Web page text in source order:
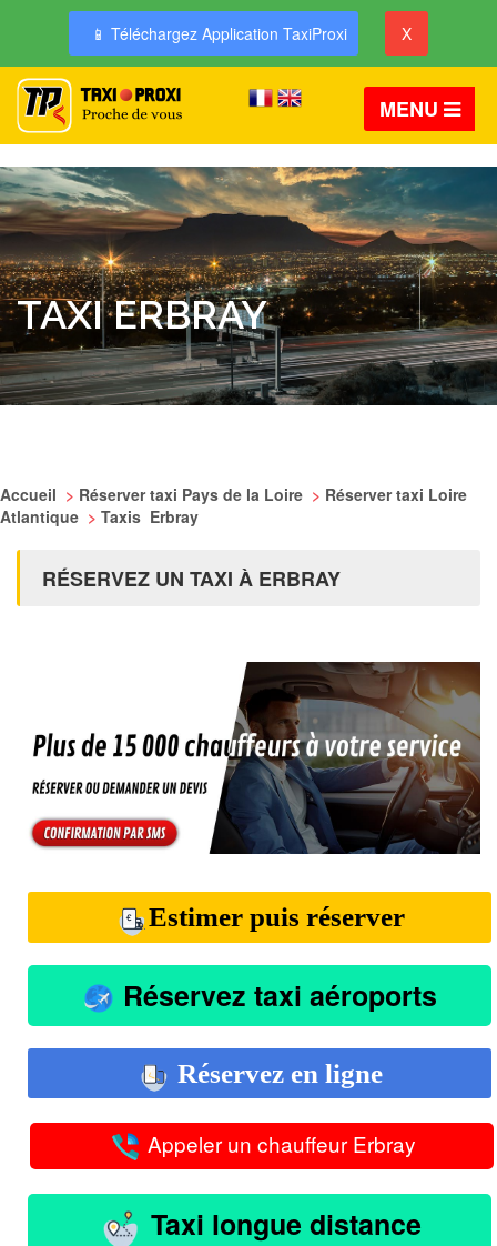
📱 Téléchargez Application TaxiProxi X
MENU
TAXI ERBRAY
Accueil > Réserver taxi Pays de la Loire > Réserver taxi Loire
Atlantique > Taxis Erbray
RÉSERVEZ UN TAXI À ERBRAY
Estimer puis réserver
Réservez taxi aéroports
Réservez en ligne
Appeler un chauffeur Erbray
Taxi longue distance